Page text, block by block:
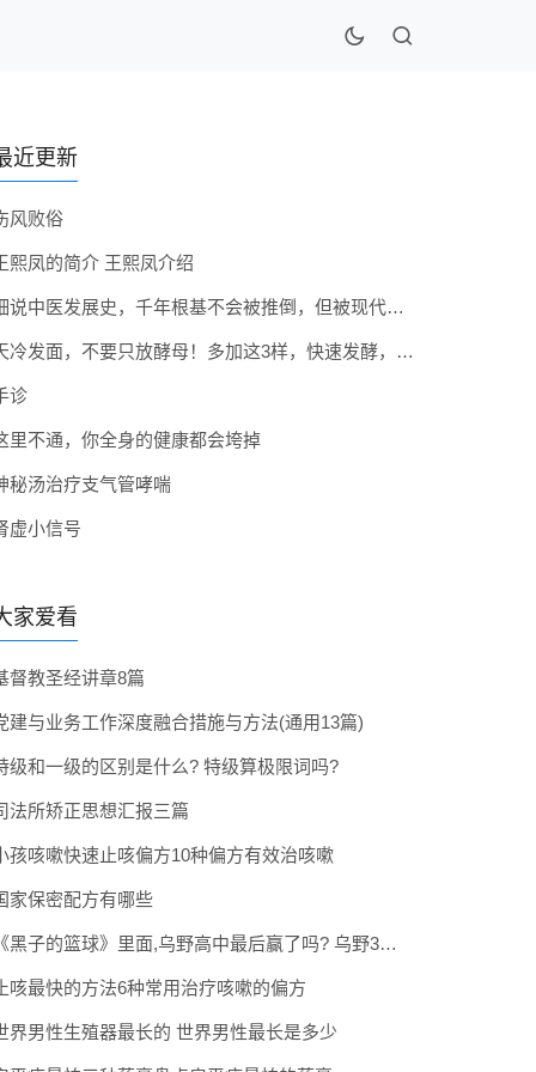
近更新
风败俗
熙凤的简介 王熙凤介绍
细说中医发展史，千年根基不会被推倒，但被现代医疗模式堵住出路
天冷发面，不要只放酵母！多加这3样，快速发酵，蓬松香软弹性十足
诊
里不通，你全身的健康都会垮掉
秘汤治疗支气管哮喘
虚小信号
家爱看
督教圣经讲章8篇
建与业务工作深度融合措施与方法(通用13篇)
级和一级的区别是什么? 特级算极限词吗?
法所矫正思想汇报三篇
孩咳嗽快速止咳偏方10种偏方有效治咳嗽
家保密配方有哪些
《黑子的篮球》里面,乌野高中最后赢了吗? 乌野3年拿到全国冠军了吗
咳最快的方法6种常用治疗咳嗽的偏方
界男性生殖器最长的 世界男性最长是多少